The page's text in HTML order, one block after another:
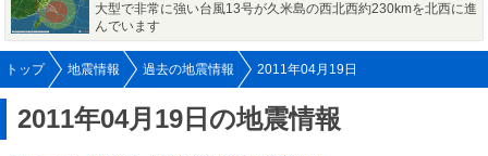
大型で非常に強い台風13号が久米島の西北西約230kmを北西に進
んでいます
トップ 地震情報 過去の地震情報 2011年04月19日
2011年04月19日の地震情報